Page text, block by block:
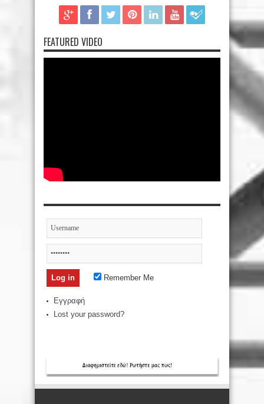
FEATURED VIDEO
Remember Me
Εγγραφή
Lost your password?